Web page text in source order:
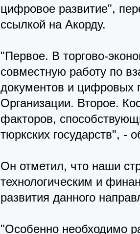
цифровое развитие",
ссылкой на Акорду.
"Первое. В торгово-
совместную работу по
документов и цифровых
Организации. Второе.
факторов,
тюркских государств", -
Он отметил, что наши
технологическим и
развития данного
"Особенно необходимо